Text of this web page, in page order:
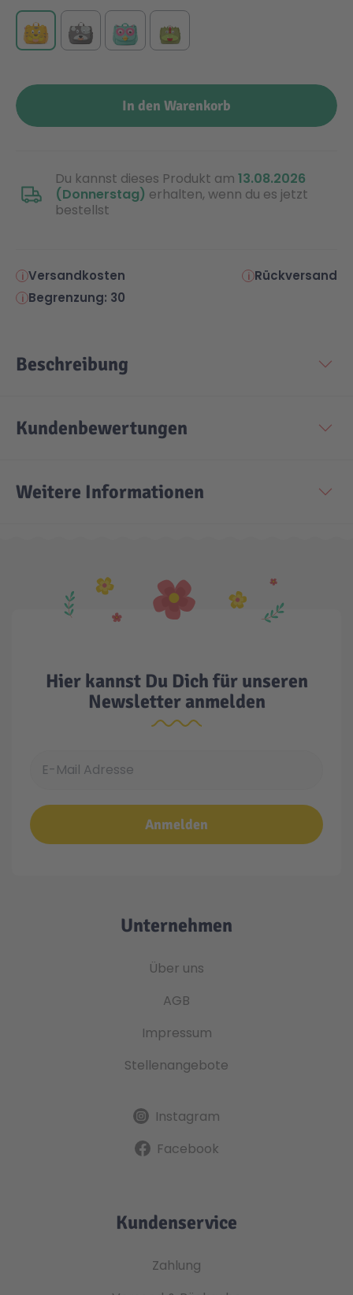
Malen & Zeichnen
Marvel™ Super Heroes
Minecraft™
NINJAGO®
Star Wars™
Seltene Artikel
Knights
NOVELMORE
VW
Aktion
In den Warenkorb
Du kannst dieses Produkt am 13.08.2026
(Donnerstag) erhalten, wenn du es jetzt
bestellst
Versandkosten
Rückversand
Begrenzung: 30
Beschreibung
Kundenbewertungen
Weitere Informationen
Hier kannst Du Dich für unseren
Newsletter anmelden
Anmelden
Unternehmen
Über uns
AGB
Impressum
Stellenangebote
Instagram
Facebook
Kundenservice
Zahlung